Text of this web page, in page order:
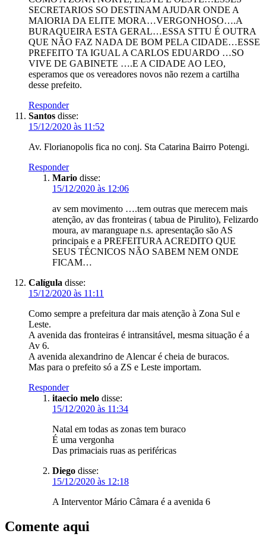
SECRETARIOS SO DESTINAM AJUDAR ONDE A
MAIORIA DA ELITE MORA…VERGONHOSO….A
BURAQUEIRA ESTA GERAL…ESSA STTU É OUTRA
QUE NÃO FAZ NADA DE BOM PELA CIDADE…ESSE
PREFEITO TA IGUAL A CARLOS EDUARDO …SO
VIVE DE GABINETE ….E A CIDADE AO LEO,
esperamos que os vereadores novos não rezem a cartilha
desse prefeito.
Responder
Santos disse:
15/12/2020 às 11:52
Av. Florianopolis fica no conj. Sta Catarina Bairro Potengi.
Responder
Mario disse:
15/12/2020 às 12:06
av sem movimento ….tem outras que merecem mais
atenção, av das fronteiras ( tabua de Pirulito), Felizardo
moura, av maranguape n.s. apresentação são AS
principais e a PREFEITURA ACREDITO QUE
SEUS TÉCNICOS NÃO SABEM NEM ONDE
FICAM…
Calígula disse:
15/12/2020 às 11:11
Como sempre a prefeitura dar mais atenção à Zona Sul e
Leste.
A avenida das fronteiras é intransitável, mesma situação é a
Av 6.
A avenida alexandrino de Alencar é cheia de buracos.
Mas para o prefeito só a ZS e Leste importam.
Responder
itaecio melo disse:
15/12/2020 às 11:34
Natal em todas as zonas tem buraco
É uma vergonha
Das primaciais ruas as periféricas
Diego disse:
15/12/2020 às 12:18
A Interventor Mário Câmara é a avenida 6
Comente aqui